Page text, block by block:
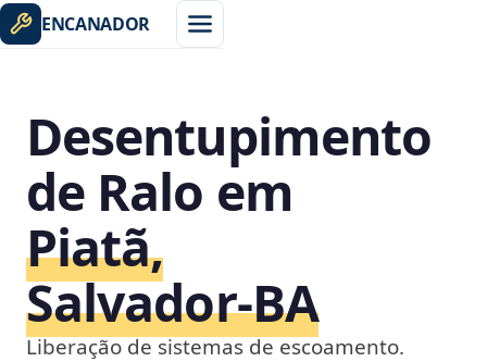
ENCANADOR
Desentupimento
de Ralo em
Piatã,
Salvador‑BA
Liberação de sistemas de escoamento.